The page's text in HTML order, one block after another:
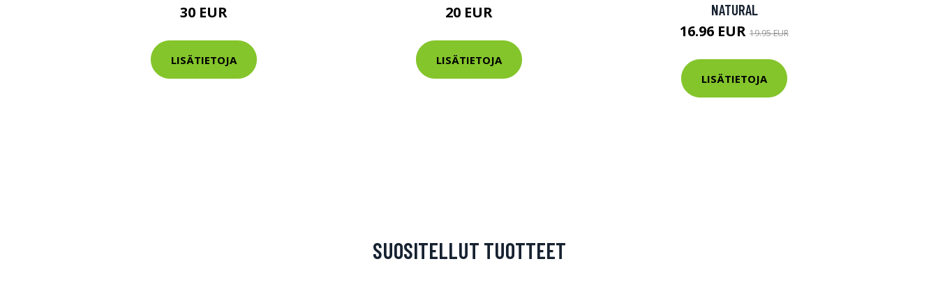
30 EUR
LISÄTIETOJA
20 EUR
LISÄTIETOJA
NATURAL
16.96 EUR 19.95 EUR
LISÄTIETOJA
SUOSITELLUT TUOTTEET